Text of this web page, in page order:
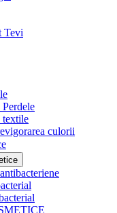
Tevi
textile
culorii